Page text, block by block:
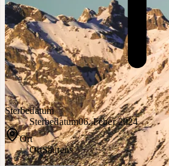
Sterbedatum
Sterbedatum06. Feber 2024
Ort
OrtSautens